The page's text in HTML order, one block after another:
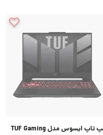
لپ تاپ ایسوس مدل TUF Gaming